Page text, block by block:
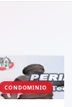
CONDOMINIO